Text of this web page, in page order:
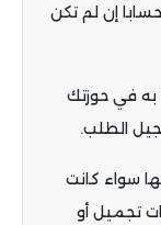
إن لم تكن
به في حوزتك
الطلب.
سواء كانت
تجميل أو